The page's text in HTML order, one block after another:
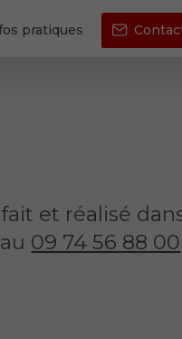
pratiques
et réalisé
09 74 56 88 00